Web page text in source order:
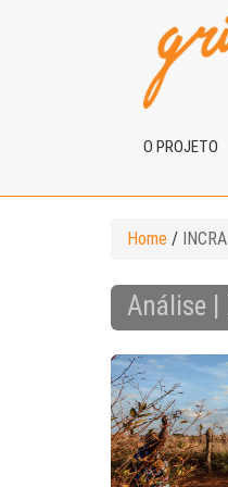
O PROJETO
Home / INCRA
Análise |